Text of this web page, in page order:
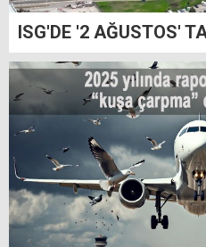
ISG'DE '2 AĞUSTOS'